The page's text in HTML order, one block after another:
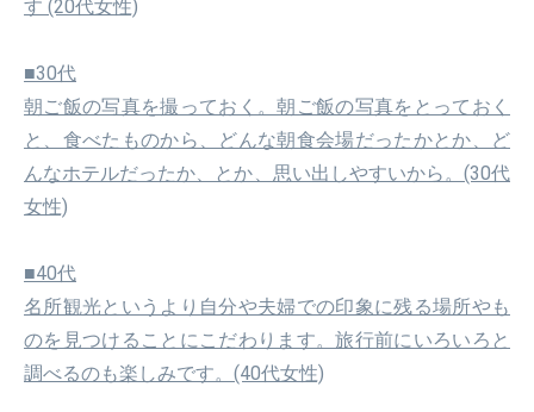
す (20代女性)
■30代
朝ご飯の写真を撮っておく。朝ご飯の写真をとっておく
と、食べたものから、どんな朝食会場だったかとか、ど
んなホテルだったか、とか、思い出しやすいから。(30代
女性)
■40代
名所観光というより自分や夫婦での印象に残る場所やも
のを見つけることにこだわります。旅行前にいろいろと
調べるのも楽しみです。(40代女性)